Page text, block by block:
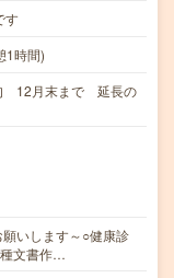
す
1時間)
12月末まで 延長の
いします～○健康診
文書作…